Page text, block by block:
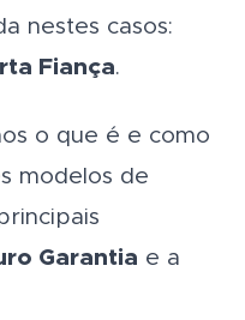
nestes casos:
Fiança.
o que é e como
modelos de
Garantia e a